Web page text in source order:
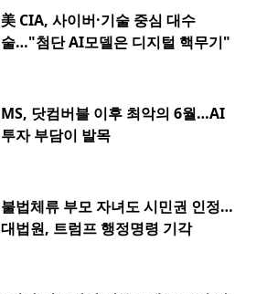
美 CIA, 사이버·기술 중심 대수
술…"첨단 AI모델은 디지털 핵무기"
MS, 닷컴버블 이후 최악의 6월…AI
투자 부담이 발목
불법체류 부모 자녀도 시민권 인정…
대법원, 트럼프 행정명령 기각